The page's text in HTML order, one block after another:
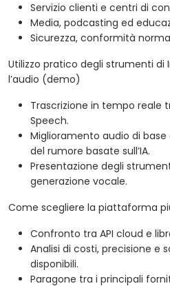
Servizio clienti e centri di
Media, podcasting ed
Sicurezza, conformità
Utilizzo pratico degli strumenti di
l’audio (demo)
Trascrizione in tempo reale
Speech.
Miglioramento audio di
del rumore basate sull’IA.
Presentazione degli
generazione vocale.
Come scegliere la piattaforma
Confronto tra API cloud e
Analisi di costi, precisione e
disponibili.
Paragone tra i principali